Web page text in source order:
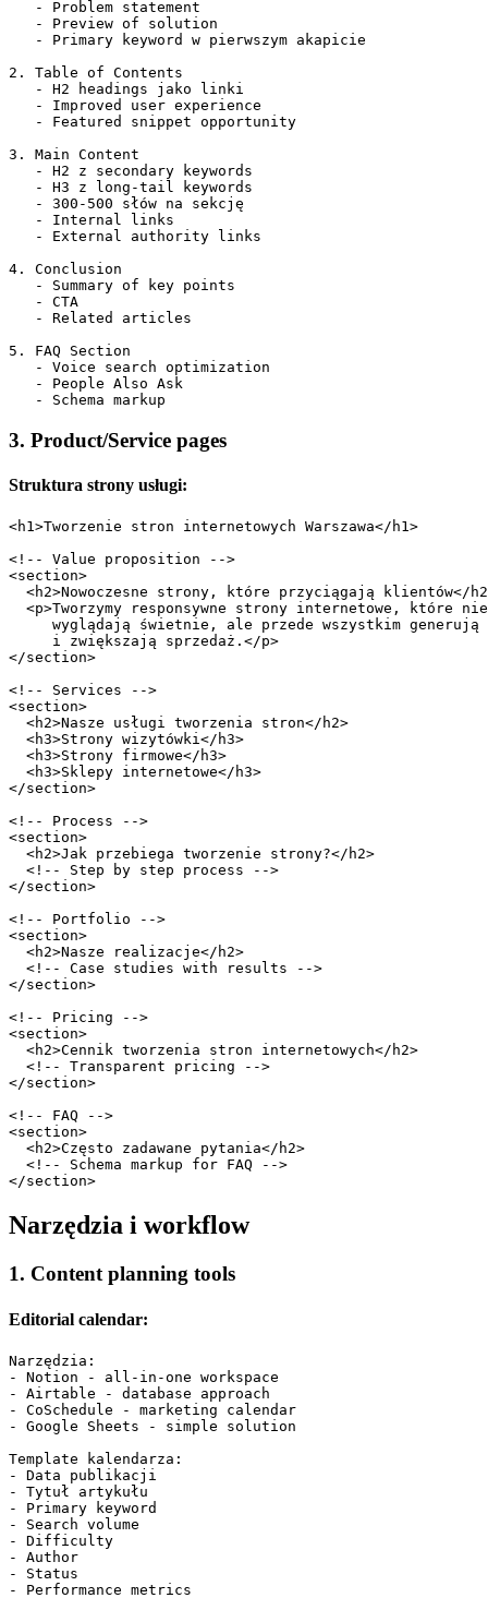
   - Problem statement
   - Preview of solution
   - Primary keyword w pierwszym akapicie
2. Table of Contents
   - H2 headings jako linki
   - Improved user experience
   - Featured snippet opportunity
3. Main Content
   - H2 z secondary keywords
   - H3 z long-tail keywords
   - 300-500 słów na sekcję
   - Internal links
   - External authority links
4. Conclusion
   - Summary of key points
   - CTA
   - Related articles
5. FAQ Section
   - Voice search optimization
   - People Also Ask
3. Product/Service pages
Struktura strony usługi:
<h1>Tworzenie stron internetowych Warszawa</h1>
<!-- Value proposition -->
<section>
<h2>Nowoczesne strony, które przyciągają klientów</
<p>Tworzymy responsywne strony internetowe, które
wyglądają świetnie, ale przede wszystkim
     i zwiększają sprzedaż.</p>
</section>
<!-- Services -->
<section>
  <h2>Nasze usługi tworzenia stron</h2>
  <h3>Strony wizytówki</h3>
  <h3>Strony firmowe</h3>
  <h3>Sklepy internetowe</h3>
</section>
<!-- Process -->
<section>
  <h2>Jak przebiega tworzenie strony?</h2>
  <!-- Step by step process -->
</section>
<!-- Portfolio -->
<section>
  <h2>Nasze realizacje</h2>
  <!-- Case studies with results -->
</section>
<!-- Pricing -->
<section>
  <h2>Cennik tworzenia stron internetowych</h2>
  <!-- Transparent pricing -->
</section>
<!-- FAQ -->
<section>
  <h2>Często zadawane pytania</h2>
  <!-- Schema markup for FAQ -->
Narzędzia i workflow
1. Content planning tools
Editorial calendar:
Narzędzia:
- Notion - all-in-one workspace
- Airtable - database approach
- CoSchedule - marketing calendar
- Google Sheets - simple solution
Template kalendarza:
- Data publikacji
- Tytuł artykułu
- Primary keyword
- Search volume
- Difficulty
- Author
- Status